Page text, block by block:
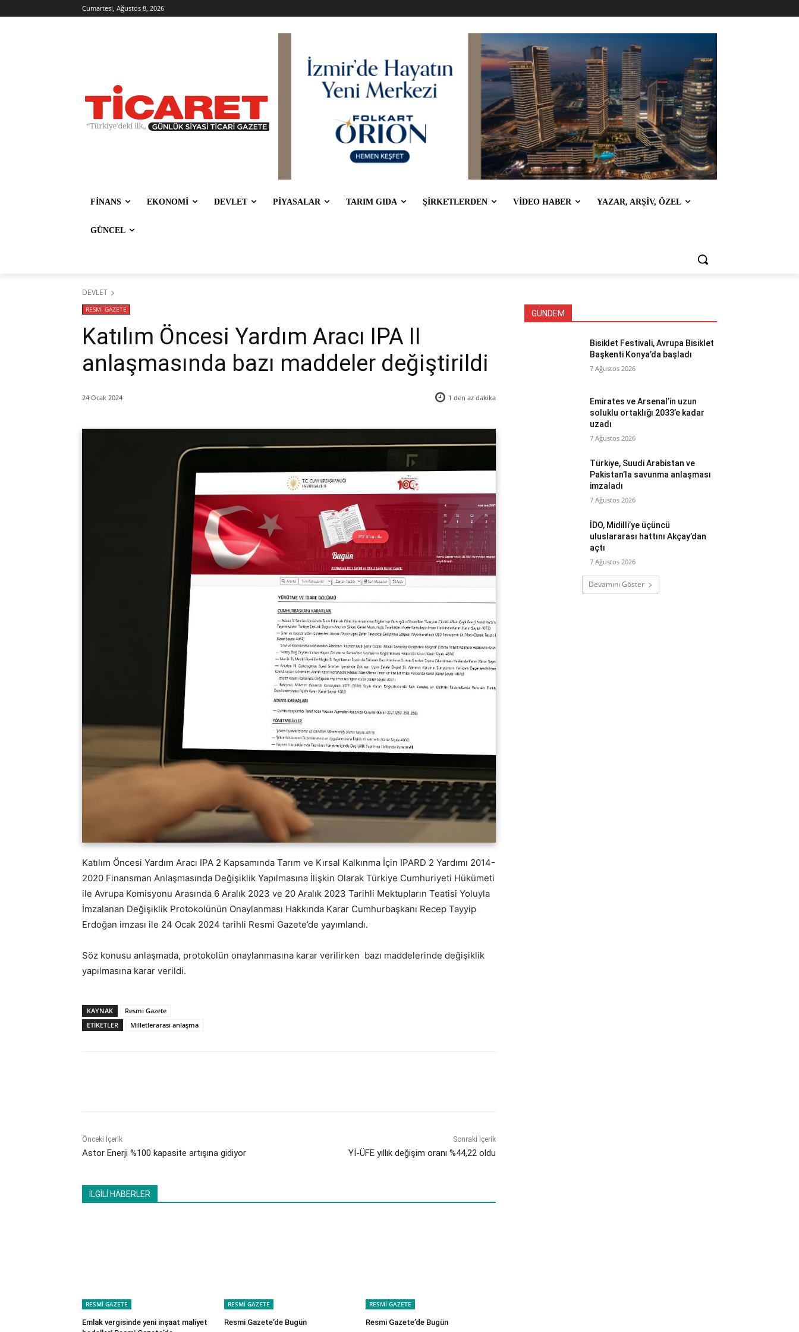
Cumartesi, Ağustos 8, 2026
FİNANS EKONOMİ DEVLET PİYASALAR TARIM GIDA ŞİRKETLERDEN VİDEO HABER YAZAR, ARŞİV, ÖZEL
GÜNCEL
DEVLET
RESMİ GAZETE
Katılım Öncesi Yardım Aracı IPA II
anlaşmasında bazı maddeler değiştirildi
24 Ocak 2024 1 den az dakika
Katılım Öncesi Yardım Aracı IPA 2 Kapsamında Tarım ve Kırsal Kalkınma İçin IPARD 2 Yardımı 2014-
2020 Finansman Anlaşmasında Değişiklik Yapılmasına İlişkin Olarak Türkiye Cumhuriyeti Hükümeti
ile Avrupa Komisyonu Arasında 6 Aralık 2023 ve 20 Aralık 2023 Tarihli Mektupların Teatisi Yoluyla
İmzalanan Değişiklik Protokolünün Onaylanması Hakkında Karar Cumhurbaşkanı Recep Tayyip
Erdoğan imzası ile 24 Ocak 2024 tarihli Resmi Gazete’de yayımlandı.
Söz konusu anlaşmada, protokolün onaylanmasına karar verilirken bazı maddelerinde değişiklik
yapılmasına karar verildi.
KAYNAK
Resmi Gazete
ETİKETLER
Milletlerarası anlaşma
Önceki İçerik
Astor Enerji %100 kapasite artışına gidiyor
Sonraki İçerik
Yİ-ÜFE yıllık değişim oranı %44,22 oldu
İLGİLİ HABERLER
RESMİ GAZETE
Emlak vergisinde yeni inşaat maliyet
RESMİ GAZETE
Resmi Gazete’de Bugün
RESMİ GAZETE
Resmi Gazete’de Bugün
GÜNDEM
Bisiklet Festivali, Avrupa Bisiklet
Başkenti Konya’da başladı
7 Ağustos 2026
Emirates ve Arsenal’in uzun
soluklu ortaklığı 2033’e kadar
uzadı
7 Ağustos 2026
Türkiye, Suudi Arabistan ve
Pakistan’la savunma anlaşması
imzaladı
7 Ağustos 2026
İDO, Midilli’ye üçüncü
uluslararası hattını Akçay’dan
açtı
7 Ağustos 2026
Devamını Göster